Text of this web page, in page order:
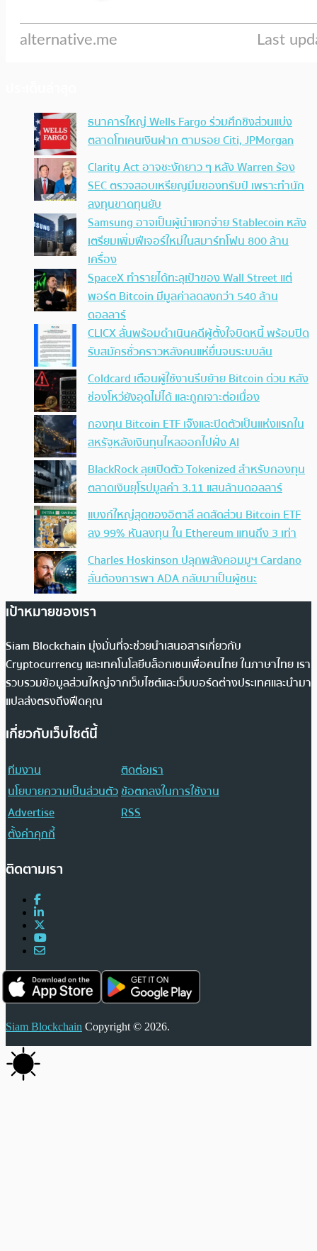
ธนาคารใหญ่ Wells Fargo ร่วมศึกชิงส่วนแบ่ง
ตลาดโทเคนเงินฝาก ตามรอย Citi, JPMorgan
Clarity Act อาจชะงักยาว ๆ หลัง Warren ร้อง
SEC ตรวจสอบเหรียญมีมของทรัมป์ เพราะทำนัก
ลงทุนขาดทุนยับ
Samsung อาจเป็นผู้นำแจกจ่าย Stablecoin หลัง
เตรียมเพิ่มฟีเจอร์ใหม่ในสมาร์ทโฟน 800 ล้าน
เครื่อง
SpaceX ทำรายได้ทะลุเป้าของ Wall Street แต่
พอร์ต Bitcoin มีมูลค่าลดลงกว่า 540 ล้าน
ดอลลาร์
CLICX ลั่นพร้อมดำเนินคดีผู้ตั้งใจบิดหนี้ พร้อมปิด
รับสมัครชั่วคราวหลังคนแห่ยื่นจนระบบล้น
Coldcard เตือนผู้ใช้งานรีบย้าย Bitcoin ด่วน หลัง
ช่องโหว่ยังอุดไม่ได้ และถูกเจาะต่อเนื่อง
กองทุน Bitcoin ETF เจ๊งและปิดตัวเป็นแห่งแรกใน
สหรัฐหลังเงินทุนไหลออกไปฝั่ง AI
BlackRock ลุยเปิดตัว Tokenized สำหรับกองทุน
ตลาดเงินยุโรปมูลค่า 3.11 แสนล้านดอลลาร์
แบงก์ใหญ่สุดของอิตาลี ลดสัดส่วน Bitcoin ETF
ลง 99% หันลงทุน ใน Ethereum แทนถึง 3 เท่า
Charles Hoskinson ปลุกพลังคอมมูฯ Cardano
ลั่นต้องการพา ADA กลับมาเป็นผู้ชนะ
เป้าหมายของเรา
Siam Blockchain มุ่งมั่นที่จะช่วยนำเสนอสารเกี่ยวกับ
Cryptocurrency และเทคโนโลยีบล็อกเชนเพื่อคนไทย ในภาษาไทย เรา
รวบรวมข้อมูลส่วนใหญ่จากเว็บไซต์และเว็บบอร์ดต่างประเทศและนำมา
แปลส่งตรงถึงฟีดคุณ
เกี่ยวกับเว็บไซต์นี้
ทีมงาน
ติดต่อเรา
นโยบายความเป็นส่วนตัวข้อตกลงในการใช้งาน
Advertise
RSS
ตั้งค่าคุกกี้
ติดตามเรา
Siam Blockchain Copyright © 2026.